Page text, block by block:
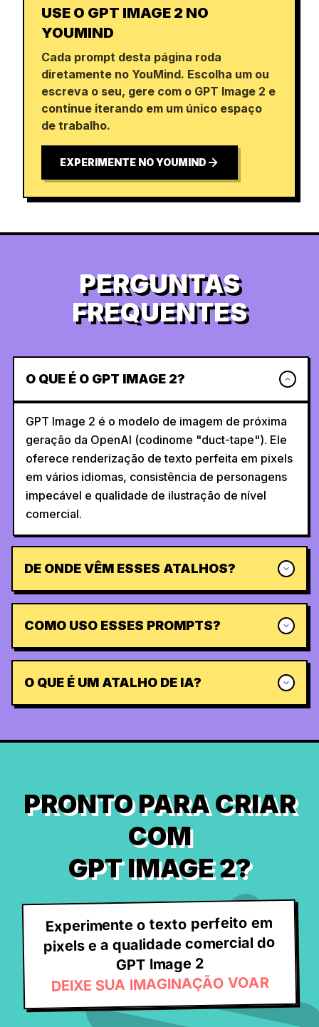
USE O GPT IMAGE 2 NO
YOUMIND
Cada prompt desta página roda
diretamente no YouMind. Escolha um ou
escreva o seu, gere com o GPT Image 2 e
continue iterando em um único espaço
de trabalho.
EXPERIMENTE NO YOUMIND
PERGUNTAS
FREQUENTES
O QUE É O GPT IMAGE 2?
GPT Image 2 é o modelo de imagem de próxima
geração da OpenAI (codinome "duct-tape"). Ele
oferece renderização de texto perfeita em pixels
em vários idiomas, consistência de personagens
impecável e qualidade de ilustração de nível
comercial.
DE ONDE VÊM ESSES ATALHOS?
COMO USO ESSES PROMPTS?
O QUE É UM ATALHO DE IA?
PRONTO PARA CRIAR
COM
GPT IMAGE 2?
Experimente o texto perfeito em
pixels e a qualidade comercial do
GPT Image 2
DEIXE SUA IMAGINAÇÃO VOAR